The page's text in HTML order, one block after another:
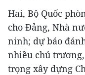
Hai, Bộ Quốc
cho Đảng, Nhà
ninh; dự báo
nhiều chủ
trọng xây dựng